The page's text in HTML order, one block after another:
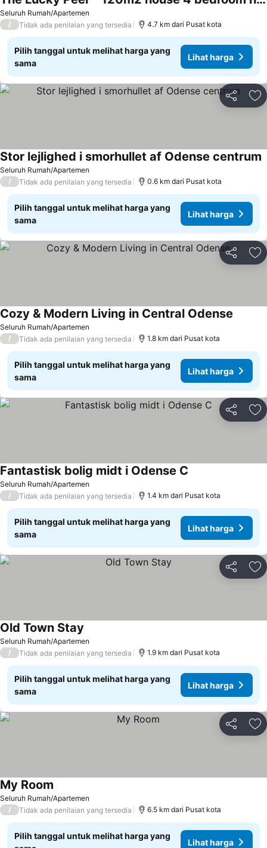
Seluruh Rumah/Apartemen
Lihat harga
/ Tidak ada penilaian yang tersedia 4.7 km dari Pusat kota
Pilih tanggal untuk melihat harga yang
sama
Lihat harga
Bagikan
Seluruh Rumah/Apartemen
Stor lejlighed i smorhullet af Odense centrum
/ Tidak ada penilaian yang tersedia 0.6 km dari Pusat kota
Pilih tanggal untuk melihat harga yang
sama
Lihat harga
Bagikan
Seluruh Rumah/Apartemen
Cozy & Modern Living in Central Odense
/ Tidak ada penilaian yang tersedia 1.8 km dari Pusat kota
Pilih tanggal untuk melihat harga yang
sama
Lihat harga
Bagikan
Seluruh Rumah/Apartemen
Fantastisk bolig midt i Odense C
/ Tidak ada penilaian yang tersedia 1.4 km dari Pusat kota
Pilih tanggal untuk melihat harga yang
sama
Lihat harga
Bagikan
Seluruh Rumah/Apartemen
Old Town Stay
/ Tidak ada penilaian yang tersedia 1.9 km dari Pusat kota
Pilih tanggal untuk melihat harga yang
sama
Lihat harga
Bagikan
Seluruh Rumah/Apartemen
My Room
/ Tidak ada penilaian yang tersedia 6.5 km dari Pusat kota
Pilih tanggal untuk melihat harga yang
Lihat harga